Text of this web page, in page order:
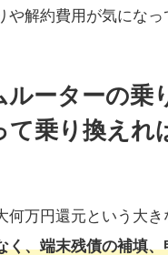
や解約費用が気にな
ーターの乗
て乗り換えれ
何万円還元という大き
く、端末残債の補填